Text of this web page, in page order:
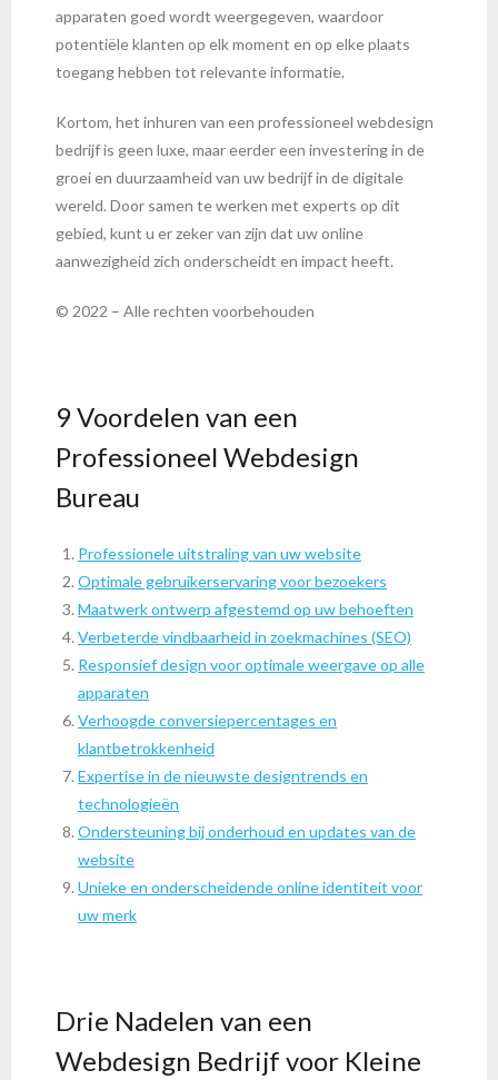
apparaten goed wordt weergegeven, waardoor
potentiële klanten op elk moment en op elke plaats
toegang hebben tot relevante informatie.
Kortom, het inhuren van een professioneel webdesign
bedrijf is geen luxe, maar eerder een investering in de
groei en duurzaamheid van uw bedrijf in de digitale
wereld. Door samen te werken met experts op dit
gebied, kunt u er zeker van zijn dat uw online
aanwezigheid zich onderscheidt en impact heeft.
© 2022 – Alle rechten voorbehouden
9 Voordelen van een
Professioneel Webdesign
Bureau
Professionele uitstraling van uw website
Optimale gebruikerservaring voor bezoekers
Maatwerk ontwerp afgestemd op uw behoeften
Verbeterde vindbaarheid in zoekmachines (SEO)
Responsief design voor optimale weergave op alle
apparaten
Verhoogde conversiepercentages en
klantbetrokkenheid
Expertise in de nieuwste designtrends en
technologieën
Ondersteuning bij onderhoud en updates van de
website
Unieke en onderscheidende online identiteit voor
uw merk
Drie Nadelen van een
Webdesign Bedrijf voor Kleine